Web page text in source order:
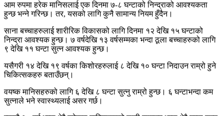
आम रुपमा हरेक मानिसलाई एक दिनमा ७-८ घन्टाको निन्द्राको आवश्यकता
हुन्छ भन्ने गरिन्छ। तर, यसको लागि कुनै सामान्य नियम हुँदैन।
साना बच्चाहरुलाई शारीरिक विकासको लागि दिनमा १२ देखि १५ घन्टाको
निन्द्रा आवश्यक हुन्छ। ७ वर्षदेखि १३ वर्षसम्मका भन्दा ठूला बच्चाहरुको लागि
९ देखि ११ घन्टा सुत्न आवश्यक हुन्छ।
यसैगरी १४ देखि १९ वर्षका किशोरहरुलाई ८ देखि १० घन्टा निदाउन राम्रो हुने
चिकित्सकहरु बताउँछन्।
वयष्क मानिसहरुको लागि ६ देखि ८ घन्टा सुत्नु राम्रो हुन्छ। ६ घन्टाभन्दा कम
सुत्नाले भने स्वास्थ्यलाई असर गर्छ।